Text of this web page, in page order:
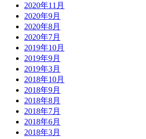
2020年11月
2020年9月
2020年8月
2020年7月
2019年10月
2019年9月
2019年3月
2018年10月
2018年9月
2018年8月
2018年7月
2018年6月
2018年3月